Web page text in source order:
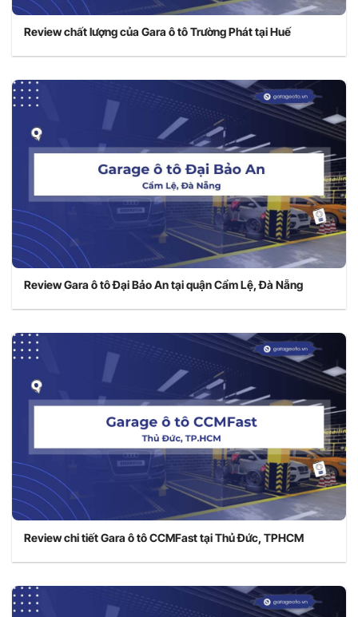
Review chất lượng của Gara ô tô Trường Phát tại Huế
Review Gara ô tô Đại Bảo An tại quận Cẩm Lệ, Đà Nẵng
Review chi tiết Gara ô tô CCMFast tại Thủ Đức, TPHCM